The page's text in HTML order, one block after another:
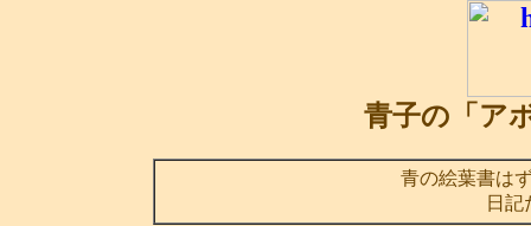
青子の「ア
青の絵葉書は
日記